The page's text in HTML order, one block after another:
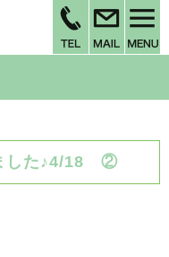
した♪4/18 ②